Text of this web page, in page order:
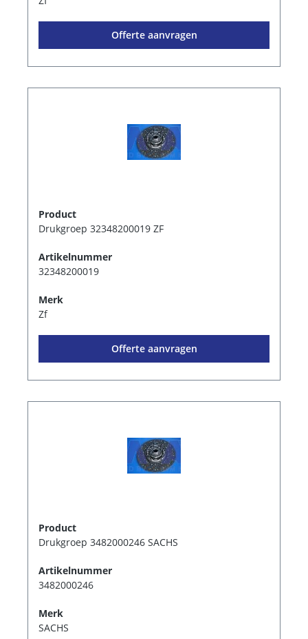
Offerte aanvragen
Product
Drukgroep 32348200019 ZF
Artikelnummer
32348200019
Merk
Zf
Offerte aanvragen
Product
Drukgroep 3482000246 SACHS
Artikelnummer
3482000246
Merk
SACHS